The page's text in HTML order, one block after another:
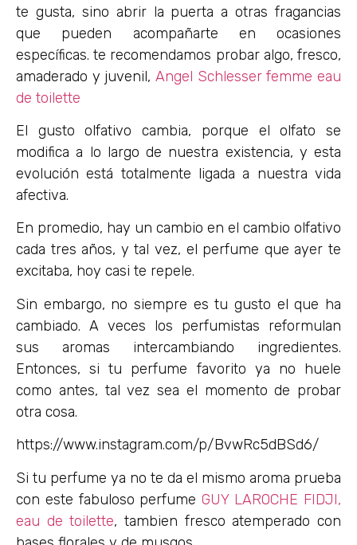
te gusta, sino abrir la puerta a otras fragancias
que pueden acompañarte en ocasiones
específicas. te recomendamos probar algo, fresco,
amaderado y juvenil, Angel Schlesser femme eau
de toilette
El gusto olfativo cambia, porque el olfato se
modifica a lo largo de nuestra existencia, y esta
evolución está totalmente ligada a nuestra vida
afectiva.
En promedio, hay un cambio en el cambio olfativo
cada tres años, y tal vez, el perfume que ayer te
excitaba, hoy casi te repele.
Sin embargo, no siempre es tu gusto el que ha
cambiado. A veces los perfumistas reformulan
sus aromas intercambiando ingredientes.
Entonces, si tu perfume favorito ya no huele
como antes, tal vez sea el momento de probar
otra cosa.
https://www.instagram.com/p/BvwRc5dBSd6/
Si tu perfume ya no te da el mismo aroma prueba
con este fabuloso perfumeGUY LAROCHE FIDJI,
eau de toilette, tambien fresco atemperado con